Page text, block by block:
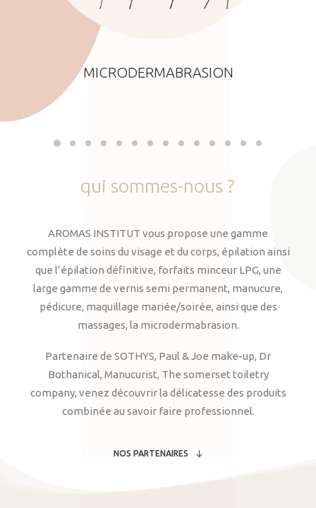
MICRODERMABRASION
qui sommes-nous ?
AROMAS INSTITUT vous propose une gamme
complète de soins du visage et du corps, épilation ainsi
que l’épilation définitive, forfaits minceur LPG, une
large gamme de vernis semi permanent, manucure,
pédicure, maquillage mariée/soirée, ainsi que des
massages, la microdermabrasion.
Partenaire de SOTHYS, Paul & Joe make-up, Dr
Bothanical, Manucurist, The somerset toiletry
company, venez découvrir la délicatesse des produits
combinée au savoir faire professionnel.
NOS PARTENAIRES